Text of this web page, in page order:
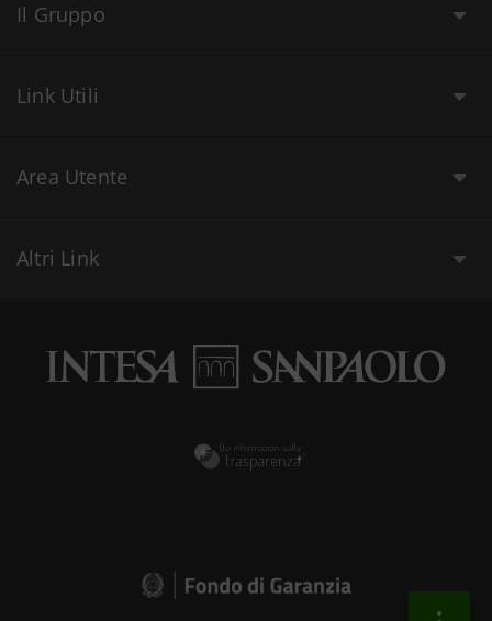
Il Gruppo
Link Utili
Area Utente
Altri Link